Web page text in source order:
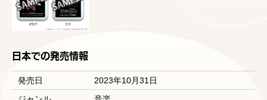
日本での発売情報
発売日
2023年10月31日